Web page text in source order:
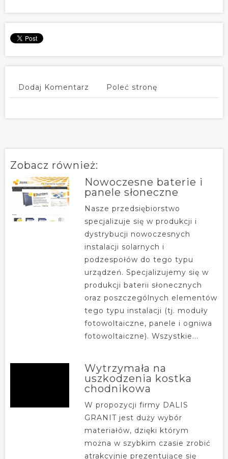
Dodaj Komentarz Poleć stronę
Zobacz również:
Nowoczesne baterie i
panele słoneczne
Nasze przedsiębiorstwo
specjalizuje się w produkcji i
dystrybucji nowoczesnych
instalacji solarnych i
podzespołów do tego typu
urządzeń. Specjalizujemy się w
produkcji baterii słonecznych
oraz poszczególnych elementów
tego typu instalacji (tj. moduły
fotowoltaiczne, panele i ogniwa
fotowoltaiczne). Wszystkie...
Wytrzymała na
uszkodzenia kostka
chodnikowa
W propozycji firmy DALIS
GRANIT jest duży wybór
materiałów, dzięki którym
można w szybkim czasie zrobić
atrakcyjnie prezentujące się